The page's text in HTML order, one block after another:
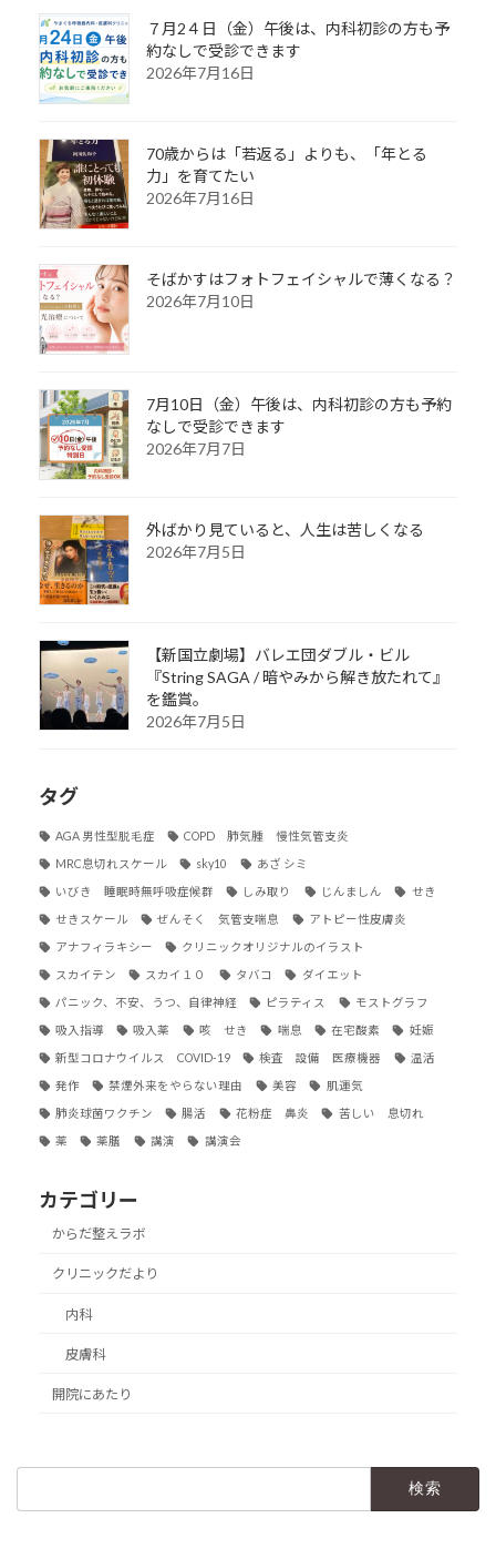
７月2４日（金）午後は、内科初診の方も予
約なしで受診できます
2026年7月16日
70歳からは「若返る」よりも、「年とる
力」を育てたい
2026年7月16日
そばかすはフォトフェイシャルで薄くなる？
2026年7月10日
7月10日（金）午後は、内科初診の方も予約
なしで受診できます
2026年7月7日
外ばかり見ていると、人生は苦しくなる
2026年7月5日
【新国立劇場】バレエ団ダブル・ビル
『String SAGA / 暗やみから解き放たれて』
を鑑賞。
2026年7月5日
タグ
AGA 男性型脱毛症 COPD 肺気腫 慢性気管支炎
MRC息切れスケール sky10 あざ シミ
いびき 睡眠時無呼吸症候群 しみ取り じんましん せき
せきスケール ぜんそく 気管支喘息 アトピー性皮膚炎
アナフィラキシー クリニックオリジナルのイラスト
スカイテン スカイ１０ タバコ ダイエット
パニック、不安、うつ、自律神経 ピラティス モストグラフ
吸入指導 吸入薬 咳 せき 喘息 在宅酸素 妊娠
新型コロナウイルス COVID-19 検査 設備 医療機器 温活
発作 禁煙外来をやらない理由 美容 肌運気
肺炎球菌ワクチン 腸活 花粉症 鼻炎 苦しい 息切れ
薬 薬膳 講演 講演会
カテゴリー
からだ整えラボ
クリニックだより
内科
皮膚科
開院にあたり